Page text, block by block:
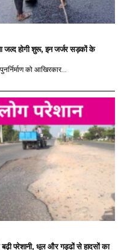
जल्द होगी शुरू, इन जर्जर सड़कों के
को आखिरकार...
बढ़ी परेशानी, धूल और गड्ढों से हादसों का